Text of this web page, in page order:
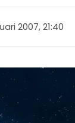
2007, 21:40